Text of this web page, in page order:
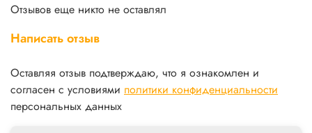
Отзывов еще никто не оставлял
Написать отзыв
Оставляя отзыв подтверждаю, что я ознакомлен и
согласен с условиями политики конфиденциальности
персональных данных